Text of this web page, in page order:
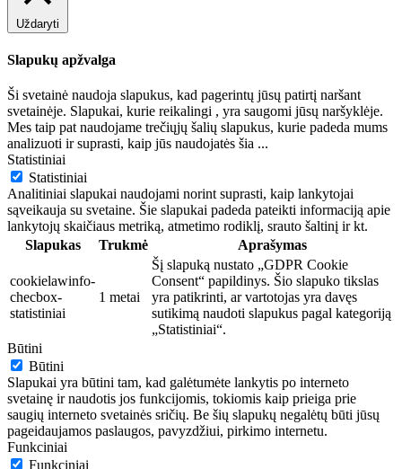
Uždaryti
Slapukų apžvalga
Ši svetainė naudoja slapukus, kad pagerintų jūsų patirtį naršant
svetainėje. Slapukai, kurie reikalingi , yra saugomi jūsų naršyklėje.
Mes taip pat naudojame trečiųjų šalių slapukus, kurie padeda mums
analizuoti ir suprasti, kaip jūs naudojatės šia ...
Statistiniai
Statistiniai
Analitiniai slapukai naudojami norint suprasti, kaip lankytojai
sąveikauja su svetaine. Šie slapukai padeda pateikti informaciją apie
lankytojų skaičiaus metriką, atmetimo rodiklį, srauto šaltinį ir kt.
Slapukas
Trukmė Aprašymas
cookielawinfo-
checbox-
statistiniai
1 metai
Šį slapuką nustato „GDPR Cookie
Consent“ papildinys. Šio slapuko tikslas
yra patikrinti, ar vartotojas yra davęs
sutikimą naudoti slapukus pagal kategoriją
„Statistiniai“.
Būtini
Būtini
Slapukai yra būtini tam, kad galėtumėte lankytis po interneto
svetainę ir naudotis jos funkcijomis, tokiomis kaip prieiga prie
saugių interneto svetainės sričių. Be šių slapukų negalėtų būti jūsų
pageidaujamos paslaugos, pavyzdžiui, pirkimo internetu.
Funkciniai
Funkciniai